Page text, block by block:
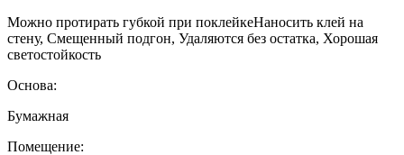
Можно протирать губкой при поклейкеНаносить клей на
стену, Смещенный подгон, Удаляются без остатка, Хорошая
светостойкость
Основа:
Бумажная
Помещение: